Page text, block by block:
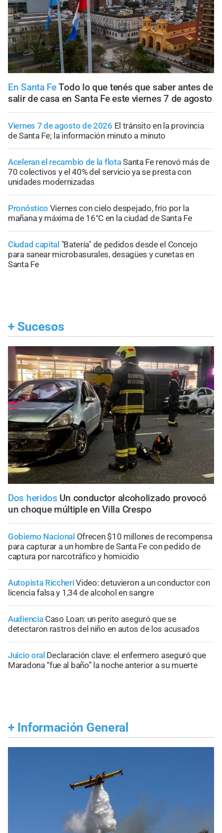
En Santa FeTodo lo que tenés que saber antes de
salir de casa en Santa Fe este viernes 7 de agosto
Viernes 7 de agosto de 2026 El tránsito en la provincia
de Santa Fe; la información minuto a minuto
Aceleran el recambio de la flotaSanta Fe renovó más de
70 colectivos y el 40% del servicio ya se presta con
unidades modernizadas
Pronóstico Viernes con cielo despejado, frío por la
mañana y máxima de 16°C en la ciudad de Santa Fe
Ciudad capital "Batería" de pedidos desde el Concejo
para sanear microbasurales, desagües y cunetas en
Santa Fe
+ Sucesos
Dos heridos Un conductor alcoholizado provocó
un choque múltiple en Villa Crespo
Gobierno Nacional Ofrecen $10 millones de recompensa
para capturar a un hombre de Santa Fe con pedido de
captura por narcotráfico y homicidio
Autopista RiccheriVideo: detuvieron a un conductor con
licencia falsa y 1,34 de alcohol en sangre
Audiencia Caso Loan: un perito aseguró que se
detectaron rastros del niño en autos de los acusados
Juicio oral Declaración clave: el enfermero aseguró que
Maradona “fue al baño” la noche anterior a su muerte
+ Información General